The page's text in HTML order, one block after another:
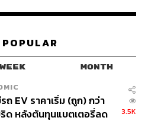
WEEK MONTH
ถ EV ราคาเริ่ม (ถูก) กว่า
ด หลังต้นทุนแบตเตอรี่ลด
3.5K